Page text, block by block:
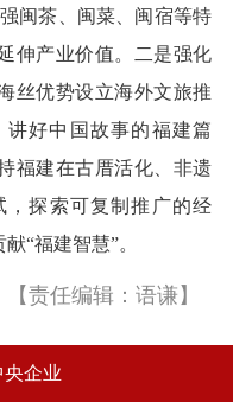
闽茶、闽菜、闽宿等特
伸产业价值。二是强化
丝优势设立海外文旅推
讲好中国故事的福建篇
福建在古厝活化、非遗
探索可复制推广的经
“福建智慧”。
【责任编辑：语谦】
央企业